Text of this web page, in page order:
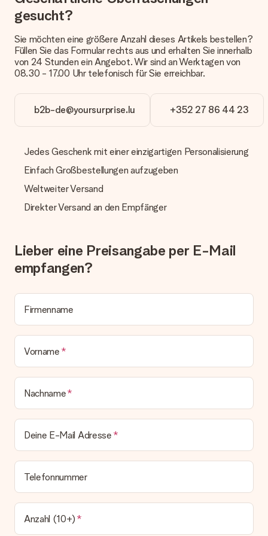
Welche Lieferoptionen stehen zur Verfügung?
Derzeit können wir (noch) keine verschiedenen Lieferoptionen
Päckchen versendet. Möchtest du wissen, ob es als Paket
oder Päckchen geliefert wird, kontaktiere bitte unseren
Kundenservice.
Wie kann ich meine Bestellung bezahlen?
Wir bieten die folgenden Zahlungsoptionen an: Vorauskasse
mit normaler Überweisung, Sofortüberweisung, Paypal,
manuellen Überweisung verlängert sich die Lieferzeit des
Geschenks jedoch um 3 Werktage.
Geschenk empfangen
Was, wenn das Geschenk meine Erwartungen nicht
kontaktieren. Dort wird dir umgehend ein passender
Lösungsvorschlag unterbreitet.
Alle Lieferungen erfolgen ohne Rechnung und/oder
Lieferschein. Die Rechnung zu deiner Bestellung erhältst du
Geschenk also direkt beim Empfänger liefern lassen und es
bleibt eine echte Überraschung!
gesucht?
Sie möchten eine größere Anzahl dieses Artikels bestellen?
Füllen Sie das Formular rechts aus und erhalten Sie innerhalb
von 24 Stunden ein Angebot. Wir sind an Werktagen von
08.30 - 17.00 Uhr telefonisch für Sie erreichbar.
b2b-de@yoursurprise.lu +352 27 86 44 23
Jedes Geschenk mit einer einzigartigen Personalisierung
Einfach Großbestellungen aufzugeben
Weltweiter Versand
Direkter Versand an den Empfänger
Lieber eine Preisangabe per E-Mail
empfangen?
Firmenname
Vorname
Nachname
Deine E-Mail Adresse
Telefonnummer
Anzahl (10+)